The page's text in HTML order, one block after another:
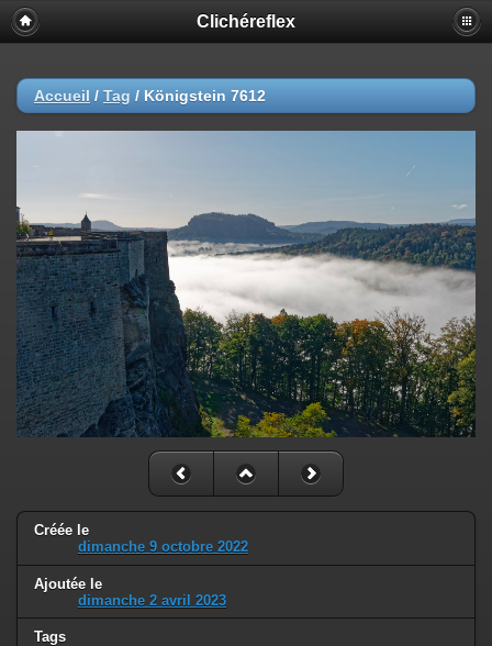
Clichéreflex
Accueil / Tag / Königstein 7612
Créée le
dimanche 9 octobre 2022
Ajoutée le
dimanche 2 avril 2023
Tags